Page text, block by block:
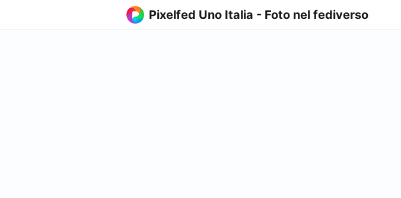
Pixelfed Uno Italia - Foto nel fediverso